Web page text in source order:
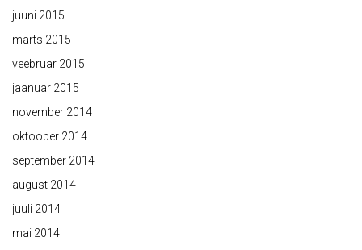
juuni 2015
märts 2015
veebruar 2015
jaanuar 2015
november 2014
oktoober 2014
september 2014
august 2014
juuli 2014
mai 2014